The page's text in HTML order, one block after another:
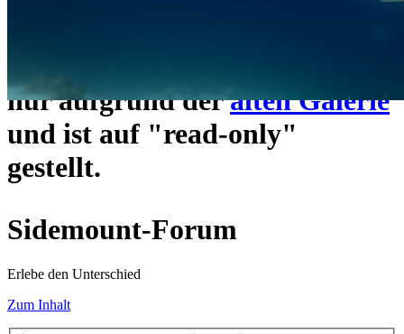
Das alte Forum hier existiert
nur aufgrund deralten Galerie
und ist auf "read-only"
gestellt.
Sidemount-Forum
Erlebe den Unterschied
Zum Inhalt